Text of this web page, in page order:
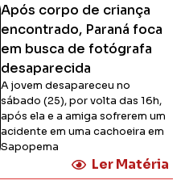
Após corpo de criança
encontrado, Paraná foca
em busca de fotógrafa
desaparecida
A jovem desapareceu no
sábado (25), por volta das 16h,
após ela e a amiga sofrerem um
acidente em uma cachoeira em
Sapopema
Ler Matéria